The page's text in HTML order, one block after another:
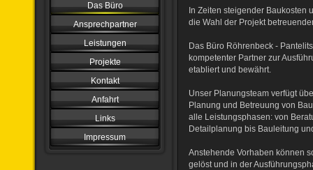
Das Büro
Ansprechpartner
Leistungen
Projekte
Kontakt
Anfahrt
Links
Impressum
In Zeiten steigender Baukosten
die Wahl der Projekt
Das Büro Röhrenbeck -
kompetenter Partner zur
etabliert und bewährt.
Unser Planungsteam verfügt
Planung und Betreuung von
alle Leistungsphasen: von
Detailplanung bis Bauleitung
Anstehende Vorhaben können
gelöst und in der